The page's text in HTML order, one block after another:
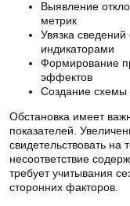
Выявление
метрик
Увязка
индикаторами
Формирование
эффектов
Создание схемы
Обстановка имеет
показателей.
свидетельствовать на
несоответствие
требует учитывания
сторонних факторов.